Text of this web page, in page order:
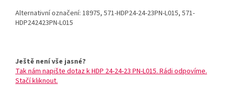
Alternativní označení: 18975, 571-HDP24-24-23PN-L015, 571-
HDP242423PN-L015
Ještě není vše jasné?
Tak nám napište dotaz k HDP 24-24-23 PN-L015. Rádi odpovíme.
Stačí kliknout.